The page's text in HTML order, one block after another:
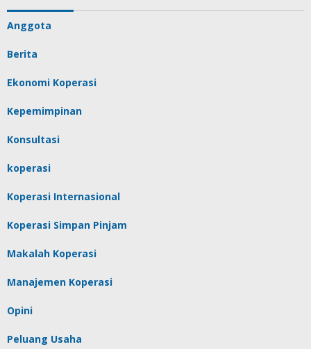
Anggota
Berita
Ekonomi Koperasi
Kepemimpinan
Konsultasi
koperasi
Koperasi Internasional
Koperasi Simpan Pinjam
Makalah Koperasi
Manajemen Koperasi
Opini
Peluang Usaha